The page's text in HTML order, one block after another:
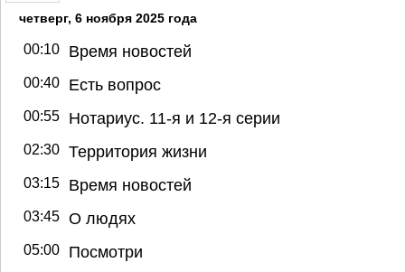
четверг, 6 ноября 2025 года
00:10 Время новостей
00:40 Есть вопрос
00:55 Нотариус. 11-я и 12-я серии
02:30 Территория жизни
03:15 Время новостей
03:45 О людях
05:00 Посмотри